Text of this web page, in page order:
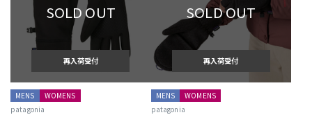
SOLD OUT
再入荷受付
MENS
WOMENS
patagonia
SOLD OUT
再入荷受付
MENS
WOMENS
patagonia